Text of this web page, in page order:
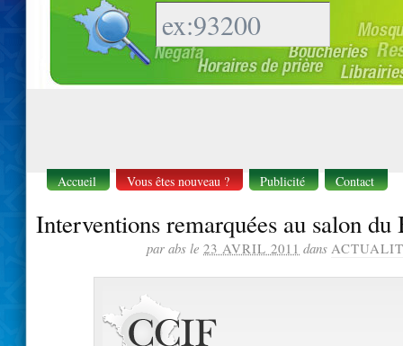
Accueil Vous êtes nouveau ? Publicité Contact
Interventions remarquées au salon du
par abs le 23 AVRIL 2011 dans